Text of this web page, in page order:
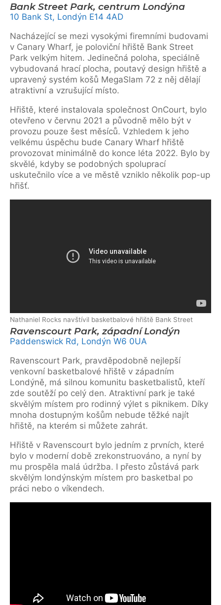
Bank Street Park, centrum Londýna
10 Bank St, Londýn E14 4AD
Nacházející se mezi vysokými firemními budovami
v Canary Wharf, je poloviční hřiště Bank Street
Park velkým hitem. Jedinečná poloha, speciálně
vybudovaná hrací plocha, poutavý design hřiště a
upravený systém košů MegaSlam 72 z něj dělají
atraktivní a vzrušující místo.
Hřiště, které instalovala společnost OnCourt, bylo
otevřeno v červnu 2021 a původně mělo být v
provozu pouze šest měsíců. Vzhledem k jeho
velkému úspěchu bude Canary Wharf hřiště
provozovat minimálně do konce léta 2022. Bylo by
skvělé, kdyby se podobných spoluprací
uskutečnilo více a ve městě vzniklo několik pop-up
hřišť.
Nathaniel Rocks navštívil basketbalové hřiště Bank Street
Ravenscourt Park, západní Londýn
Paddenswick Rd, Londýn W6 0UA
Ravenscourt Park, pravděpodobně nejlepší
venkovní basketbalové hřiště v západním
Londýně, má silnou komunitu basketbalistů, kteří
zde soutěží po celý den. Atraktivní park je také
skvělým místem pro rodinný výlet s piknikem. Díky
mnoha dostupným košům nebude těžké najít
hřiště, na kterém si můžete zahrát.
Hřiště v Ravenscourt bylo jedním z prvních, které
bylo v moderní době zrekonstruováno, a nyní by
mu prospěla malá údržba. I přesto zůstává park
skvělým londýnským místem pro basketbal po
práci nebo o víkendech.